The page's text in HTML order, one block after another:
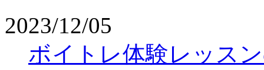
2023/12/05
ボイトレ体験レッス